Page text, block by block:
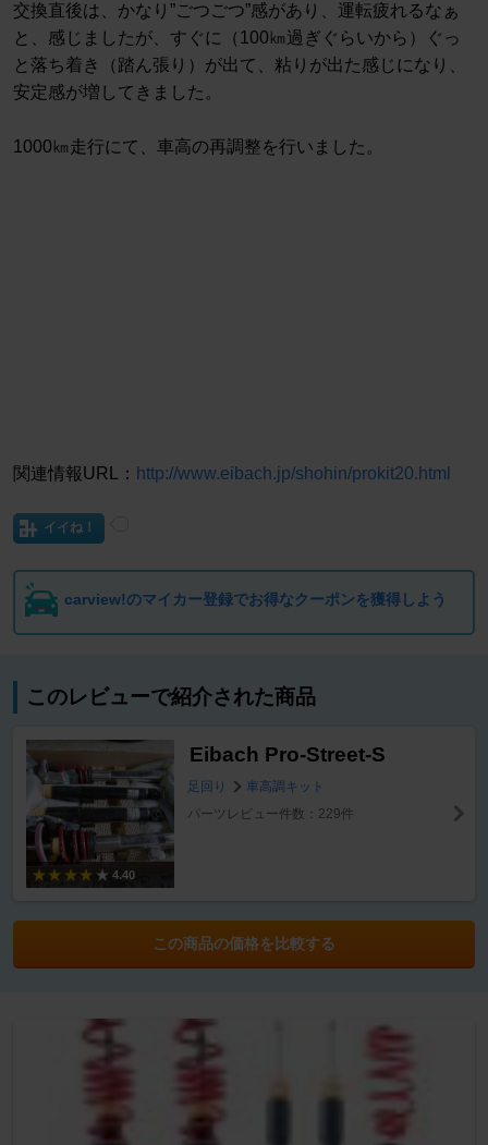
交換直後は、かなり”ごつごつ”感があり、運転疲れるなぁ
と、感じましたが、すぐに（100㎞過ぎぐらいから）ぐっ
と落ち着き（踏ん張り）が出て、粘りが出た感じになり、
安定感が増してきました。
1000㎞走行にて、車高の再調整を行いました。
関連情報URL： http://www.eibach.jp/shohin/prokit20.html
イイね！
carview!のマイカー登録でお得なクーポンを獲得しよう
このレビューで紹介された商品
4.40
Eibach Pro-Street-S
足回り
車高調キット
パーツレビュー件数：229件
この商品の価格を比較する